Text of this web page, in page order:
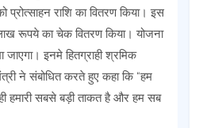
राशि का वितरण किया। इस
रूपये का चेक वितरण किया। योजना
इनमे हितग्राही श्रमिक
ने संबोधित करते हुए कहा कि “हम
हमारी सबसे बड़ी ताकत है और हम सब